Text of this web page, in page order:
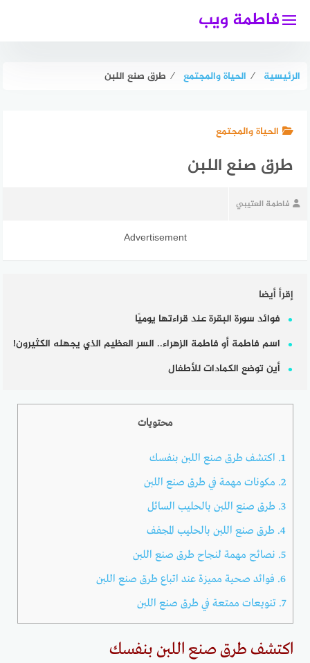
فاطمة ويب
الرئيسية ⁄ الحياة والمجتمع ⁄ طرق صنع اللبن
الحياة والمجتمع
طرق صنع اللبن
فاطمة العتيبي
Advertisement
إقرأ أيضا
فوائد سورة البقرة عند قراءتها يوميًا
اسم فاطمة أو فاطمة الزهراء.. السر العظيم الذي يجهله الكثيرون!
أين توضع الكمادات للأطفال
محتويات
1. اكتشف طرق صنع اللبن بنفسك
2. مكونات مهمة في طرق صنع اللبن
3. طرق صنع اللبن بالحليب السائل
4. طرق صنع اللبن بالحليب المجفف
5. نصائح مهمة لنجاح طرق صنع اللبن
6. فوائد صحية مميزة عند اتباع طرق صنع اللبن
7. تنويعات ممتعة في طرق صنع اللبن
اكتشف طرق صنع اللبن بنفسك